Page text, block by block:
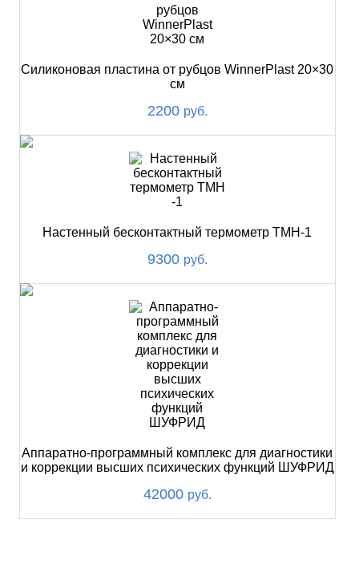
Силиконовая пластина от рубцов WinnerPlast 20×30
см
2200 руб.
Настенный бесконтактный термометр ТМН-1
9300 руб.
Аппаратно-программный комплекс для диагностики
и коррекции высших психических функций ШУФРИД
42000 руб.